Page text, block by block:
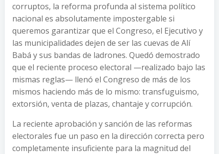
corruptos, la reforma profunda al sistema político
nacional es absolutamente impostergable si
queremos garantizar que el Congreso, el Ejecutivo y
las municipalidades dejen de ser las cuevas de Alí
Babá y sus bandas de ladrones. Quedó demostrado
que el reciente proceso electoral —realizado bajo las
mismas reglas— llenó el Congreso de más de los
mismos haciendo más de lo mismo: transfuguismo,
extorsión, venta de plazas, chantaje y corrupción.
La reciente aprobación y sanción de las reformas
electorales fue un paso en la dirección correcta pero
completamente insuficiente para la magnitud del